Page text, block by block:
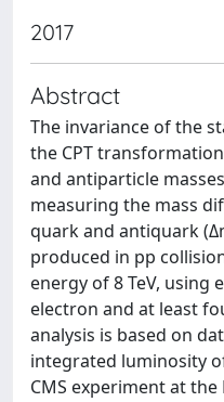
2017
Abstract
The invariance of the
the CPT
and antiparticle
measuring the mass
quark and antiquark
produced in pp
energy of 8 TeV, using
electron and at least
analysis is based on
integrated luminosity
CMS experiment at the